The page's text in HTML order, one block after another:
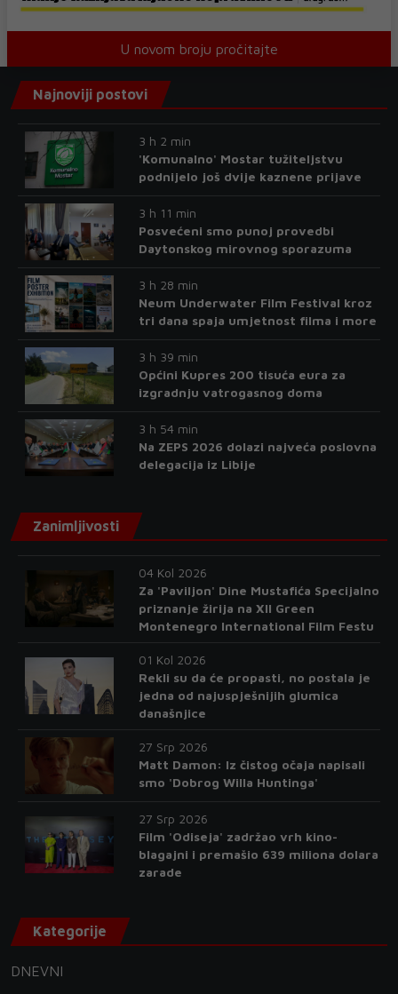
U novom broju pročitajte
Najnoviji postovi
3 h 2 min
'Komunalno' Mostar tužiteljstvu
podnijelo još dvije kaznene prijave
3 h 11 min
Posvećeni smo punoj provedbi
Daytonskog mirovnog sporazuma
3 h 28 min
Neum Underwater Film Festival kroz
tri dana spaja umjetnost filma i more
3 h 39 min
Općini Kupres 200 tisuća eura za
izgradnju vatrogasnog doma
3 h 54 min
Na ZEPS 2026 dolazi najveća poslovna
delegacija iz Libije
Zanimljivosti
04 Kol 2026
Za 'Paviljon' Dine Mustafića Specijalno
priznanje žirija na XII Green
Montenegro International Film Festu
01 Kol 2026
Rekli su da će propasti, no postala je
jedna od najuspješnijih glumica
današnjice
27 Srp 2026
Matt Damon: Iz čistog očaja napisali
smo 'Dobrog Willa Huntinga'
27 Srp 2026
Film 'Odiseja' zadržao vrh kino-
blagajni i premašio 639 miliona dolara
zarade
Kategorije
DNEVNI